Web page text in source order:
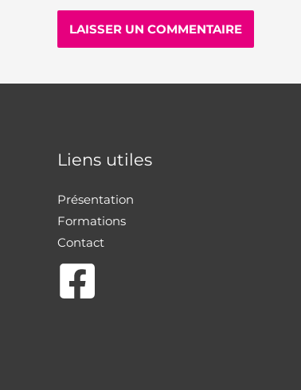
Liens utiles
Présentation
Formations
Contact